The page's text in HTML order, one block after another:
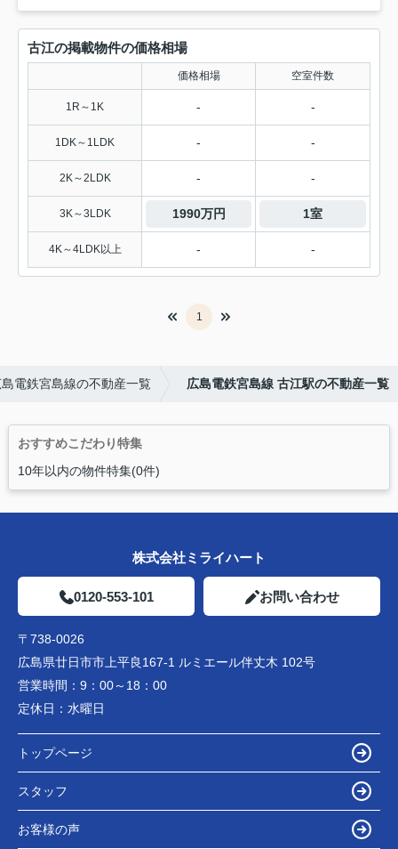
古江の掲載物件の価格相場
価格相場 空室件数
1R～1K - -
1DK～1LDK - -
2K～2LDK - -
3K～3LDK 1990万円 1室
4K～4LDK以上 - -
1
電鉄宮島線の不動産一覧 広島電鉄宮島線 古江駅の不動産一覧
おすすめこだわり特集
10年以内の物件特集(0件)
株式会社ミライハート
0120-553-101 お問い合わせ
〒738-0026
広島県廿日市市上平良167-1 ルミエール伴丈木 102号
営業時間： 9：00～18：00
定休日： 水曜日
トップページ
スタッフ
お客様の声